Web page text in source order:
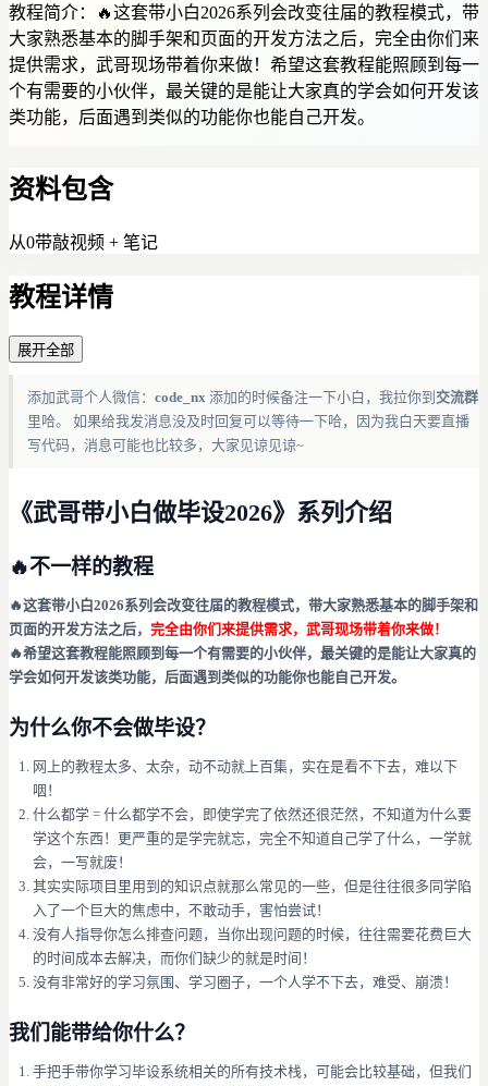
教程简介：
🔥这套带小白2026系列会改变往届的教程模式，带
大家熟悉基本的脚手架和页面的开发方法之后，完全由你们来
提供需求，武哥现场带着你来做！希望这套教程能照顾到每一
个有需要的小伙伴，最关键的是能让大家真的学会如何开发该
类功能，后面遇到类似的功能你也能自己开发。
资料包含
从0带敲视频 + 笔记
教程详情
展开全部
添加武哥个人微信： code_nx 添加的时候备注一下小白，我拉你到 交流群
里哈。 如果给我发消息没及时回复可以等待一下哈，因为我白天要直播
写代码，消息可能也比较多，大家见谅见谅~
《武哥带小白做毕设2026》系列介绍
🔥不一样的教程
🔥这套带小白2026系列会改变往届的教程模式，带大家熟悉基本的脚手架和
页面的开发方法之后， 完全由你们来提供需求，武哥现场带着你来做！
🔥希望这套教程能照顾到每一个有需要的小伙伴，最关键的是能让大家真的
学会如何开发该类功能，后面遇到类似的功能你也能自己开发。
为什么你不会做毕设？
网上的教程太多、太杂，动不动就上百集，实在是看不下去，难以下
咽！
什么都学 = 什么都学不会，即使学完了依然还很茫然，不知道为什么要
学这个东西！更严重的是学完就忘，完全不知道自己学了什么，一学就
会，一写就废！
其实实际项目里用到的知识点就那么常见的一些，但是往往很多同学陷
入了一个巨大的焦虑中，不敢动手，害怕尝试！
没有人指导你怎么排查问题，当你出现问题的时候，往往需要花费巨大
的时间成本去解决，而你们缺少的就是时间！
没有非常好的学习氛围、学习圈子，一个人学不下去，难受、崩溃！
我们能带给你什么？
手把手带你学习毕设系统相关的所有技术栈，可能会比较基础，但我们